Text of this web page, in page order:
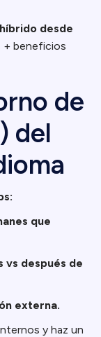
desde
+ beneficios
de
del
que
vs después de
externa.
y haz un